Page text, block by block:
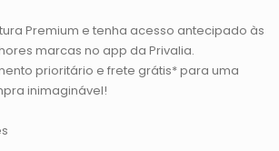
Premium e tenha acesso antecipado às
marcas no app da Privalia.
prioritário e frete grátis* para uma
inimaginável!